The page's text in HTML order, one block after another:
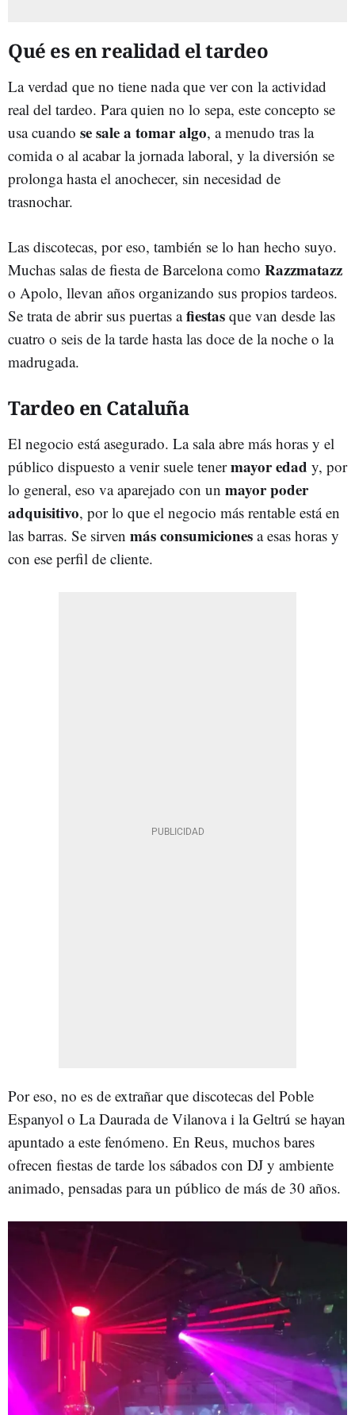
Qué es en realidad el tardeo
La verdad que no tiene nada que ver con la actividad
real del tardeo. Para quien no lo sepa, este concepto se
usa cuando se sale a tomar algo, a menudo tras la
comida o al acabar la jornada laboral, y la diversión se
prolonga hasta el anochecer, sin necesidad de
trasnochar.
Las discotecas, por eso, también se lo han hecho suyo.
Muchas salas de fiesta de Barcelona como Razzmatazz
o Apolo, llevan años organizando sus propios tardeos.
Se trata de abrir sus puertas afiestas que van desde las
cuatro o seis de la tarde hasta las doce de la noche o la
madrugada.
Tardeo en Cataluña
El negocio está asegurado. La sala abre más horas y el
público dispuesto a venir suele tenermayor edad y, por
lo general, eso va aparejado con un mayor poder
adquisitivo, por lo que el negocio más rentable está en
las barras. Se sirven más consumiciones a esas horas y
con ese perfil de cliente.
Por eso, no es de extrañar que discotecas del Poble
Espanyol o La Daurada de Vilanova i la Geltrú se hayan
apuntado a este fenómeno. En Reus, muchos bares
ofrecen fiestas de tarde los sábados con DJ y ambiente
animado, pensadas para un público de más de 30 años.